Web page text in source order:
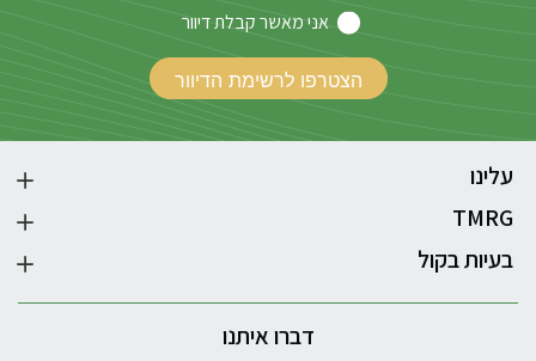
אני מאשר קבלת דיוור
עלינו
TMRG
בעיות בקול
דברו איתנו